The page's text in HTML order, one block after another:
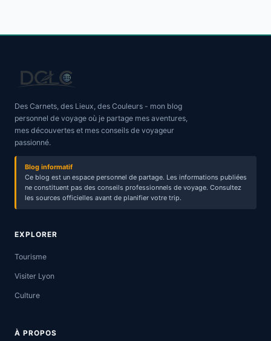
Des Carnets, des Lieux, des Couleurs - mon blog
personnel de voyage où je partage mes aventures,
mes découvertes et mes conseils de voyageur
passionné.
Blog informatif
Ce blog est un espace personnel de partage. Les informations publiées
ne constituent pas des conseils professionnels de voyage. Consultez
les sources officielles avant de planifier votre trip.
EXPLORER
Tourisme
Visiter Lyon
Culture
À PROPOS